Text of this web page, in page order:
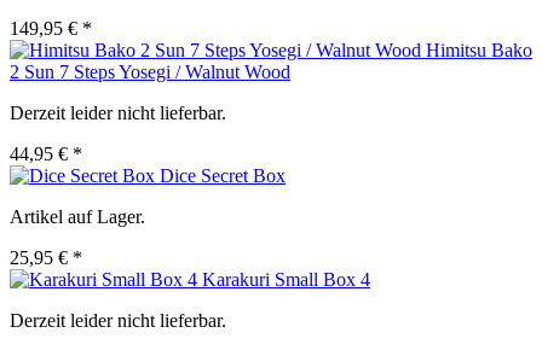
149,95 € *
Himitsu Bako
2 Sun 7 Steps Yosegi / Walnut Wood
Derzeit leider nicht lieferbar.
44,95 € *
Dice Secret Box
Artikel auf Lager.
25,95 € *
Karakuri Small Box 4
Derzeit leider nicht lieferbar.